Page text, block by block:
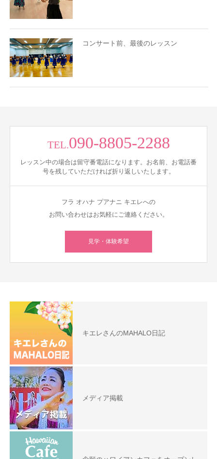
コンサート前、最後のレッスン
TEL.090-8805-2288
レッスン中の場合は留守番電話になります。お名前、お電話番
号を残していただければ折り返しいたします。
フラ オハナ プアナニ キエレへの
お問い合わせはお気軽にご連絡ください。
見学・体験希望
キエレさんのMAHALO日記
メディア掲載